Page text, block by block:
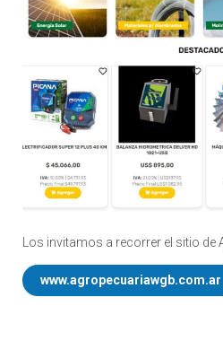
Los invitamos a recorrer el sitio de
www.agropecuariawgb.com.ar